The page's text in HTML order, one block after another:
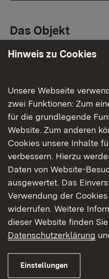
Das Objekt
Objektdaten
Erbaut:1927
Kaufpreis:
Hinweis zu Cookies
Unsere Webseite
zwei Funktionen: Zum
für die grundlegende
Website. Zum anderen
Cookies unsere Inhalte
verbessern. Hierzu
Daten von Website-
ausgewertet. Das
Verwendung der
widerrufen. Weitere
dieser Website finden
Datenschutzerklärung
Einstellungen